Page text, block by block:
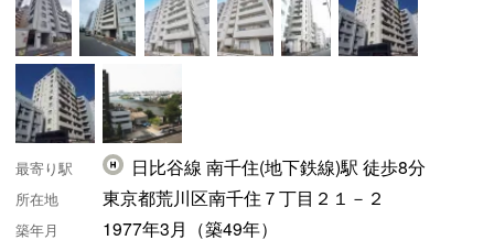
最寄り駅 日比谷線 南千住(地下鉄線)駅 徒歩8分
所在地 東京都荒川区南千住７丁目２１－２
築年月 1977年3月（築49年）